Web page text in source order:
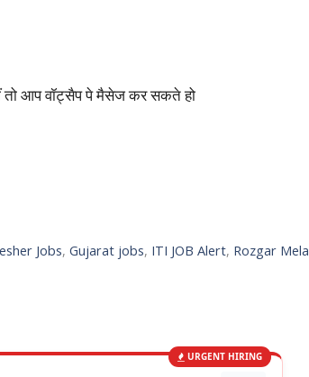
तो आप वॉट्सैप पे मैसेज कर सकते हो
Jobs, Gujarat jobs, ITI JOB Alert, Rozgar Mela
URGENT HIRING